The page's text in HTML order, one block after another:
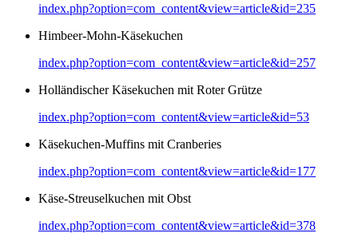
index.php?option=com_content&view=article&id=235
Himbeer-Mohn-Käsekuchen
index.php?option=com_content&view=article&id=257
Holländischer Käsekuchen mit Roter Grütze
index.php?option=com_content&view=article&id=53
Käsekuchen-Muffins mit Cranberies
index.php?option=com_content&view=article&id=177
Käse-Streuselkuchen mit Obst
index.php?option=com_content&view=article&id=378